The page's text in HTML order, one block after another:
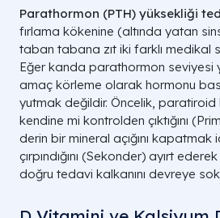
Parathormon (PTH) yüksekliği
fırlama kökenine (altında yatan
taban tabana zıt iki farklı medikal
Eğer kanda parathormon seviyesi
amaç körleme olarak hormonu
yutmak değildir. Öncelik, paratiroid
kendine mi kontrolden çıktığını
derin bir mineral açığını kapatmak
çırpındığını (Sekonder) ayırt
doğru tedavi kalkanını devreye